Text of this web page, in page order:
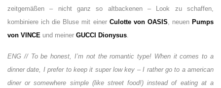
zeitgemäßen – nicht ganz so altbackenen – Look zu schaffen,
kombiniere ich die Bluse mit einer Culotte von OASIS, neuen Pumps
von VINCE und meiner GUCCI Dionysus.
ENG // To be honest, I’m not the romantic type! When it comes to a
dinner date, I prefer to keep it super low key – I rather go to a american
diner or somewhere simple (like street food!) instead of eating at a